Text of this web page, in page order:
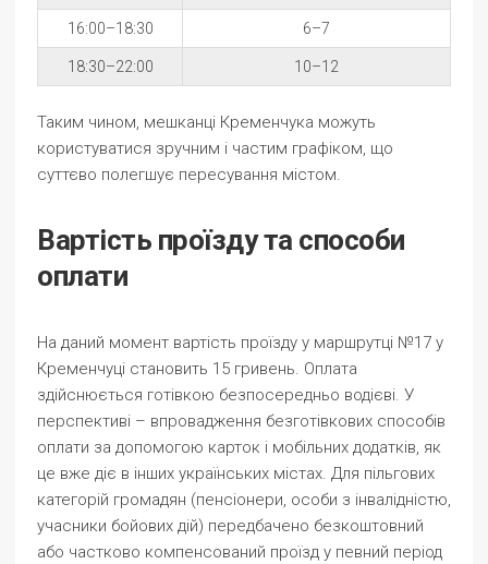
16:00–18:30 6–7
18:30–22:00 10–12
Таким чином, мешканці Кременчука можуть
користуватися зручним і частим графіком, що
суттєво полегшує пересування містом.
Вартість проїзду та способи
оплати
На даний момент вартість проїзду у маршрутці №17 у
Кременчуці становить 15 гривень. Оплата
здійснюється готівкою безпосередньо водієві. У
перспективі – впровадження безготівкових способів
оплати за допомогою карток і мобільних додатків, як
це вже діє в інших українських містах. Для пільгових
категорій громадян (пенсіонери, особи з інвалідністю,
учасники бойових дій) передбачено безкоштовний
або частково компенсований проїзд у певний період